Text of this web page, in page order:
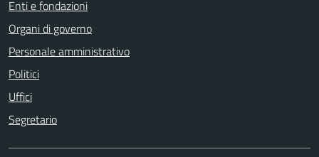
Enti e fondazioni
Organi di governo
Personale amministrativo
Politici
Uffici
Segretario